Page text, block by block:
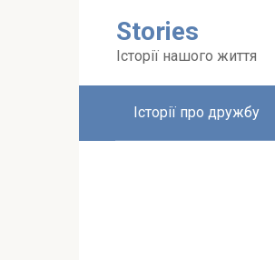
Stories
Історії нашого життя
Історії про дружбу